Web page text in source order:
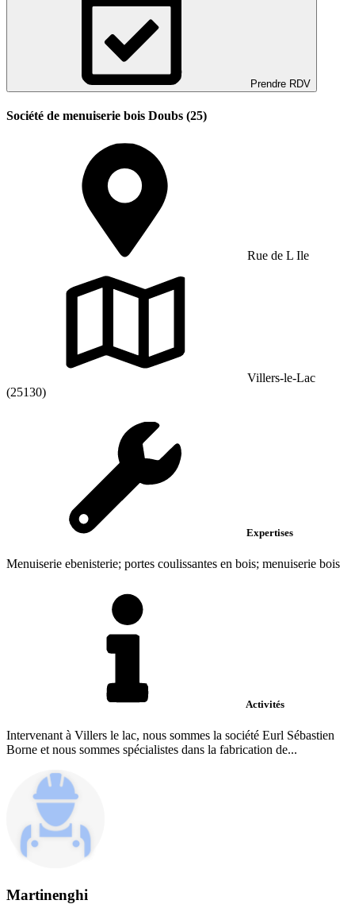
Prendre RDV
Société de menuiserie bois Doubs (25)
Rue de L Ile
Villers-le-Lac
(25130)
Expertises
Menuiserie ebenisterie; portes coulissantes en bois; menuiserie bois
Activités
Intervenant à Villers le lac, nous sommes la société Eurl Sébastien
Borne et nous sommes spécialistes dans la fabrication de...
Martinenghi